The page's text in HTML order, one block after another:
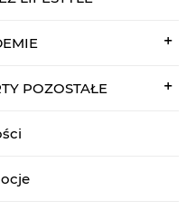
POZOSTAŁE